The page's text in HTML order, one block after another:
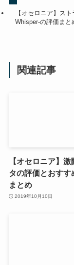
【オセロニア】ス
Whisper-の評価まと
関連記事
【オセロニア】
タの評価とおすす
まとめ
2019年10月10日